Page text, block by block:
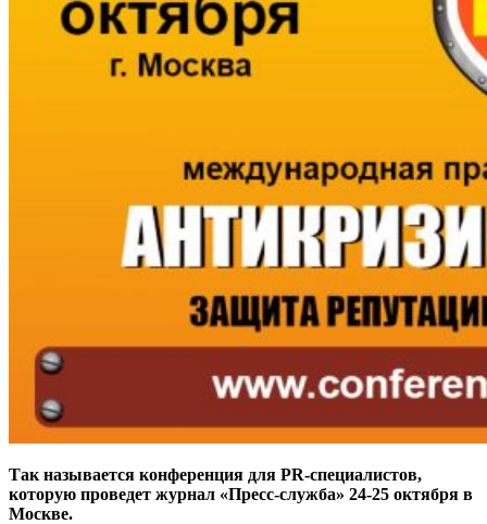
Так называется конференция для PR-специалистов,
которую проведет журнал «Пресс-служба» 24-25 октября в
Москве.